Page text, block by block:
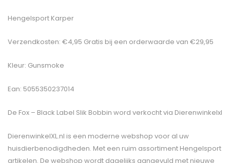
Hengelsport Karper
Verzendkosten: €4,95 Gratis bij een orderwaarde van €29,95
Kleur: Gunsmoke
Ean: 5055350237014
De Fox – Black Label Slik Bobbin word verkocht via Dierenwinkelxl
DierenwinkelXL.nl is een moderne webshop voor al uw
huisdierbenodigdheden. Met een ruim assortiment Hengelsport
artikelen. De webshop wordt dagelijks aangevuld met nieuwe